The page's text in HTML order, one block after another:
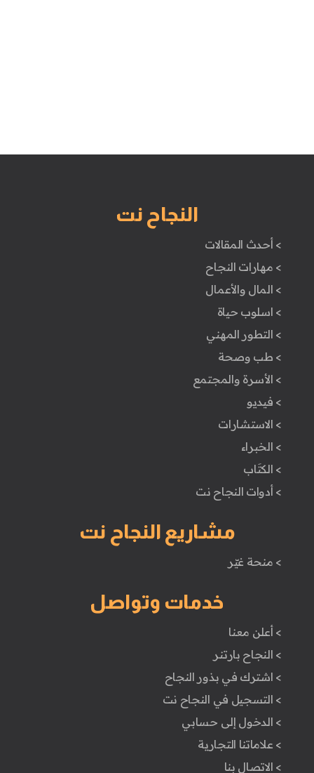
النجاح نت
> أحدث المقالات
> مهارات النجاح
> المال والأعمال
> اسلوب حياة
> التطور المهني
> طب وصحة
> الأسرة والمجتمع
> فيديو
> الاستشارات
> الخبراء
> الكتَاب
> أدوات النجاح نت
مشاريع النجاح نت
> منحة غيّر
خدمات وتواصل
> أعلن معنا
> النجاح بارتنر
> اشترك في بذور النجاح
> التسجيل في النجاح نت
> الدخول إلى حسابي
> علاماتنا التجارية
> الاتصال بنا